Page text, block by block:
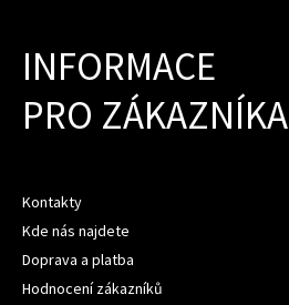
INFORMACE
PRO ZÁKAZNÍKA
Kontakty
Kde nás najdete
Doprava a platba
Hodnocení zákazníků